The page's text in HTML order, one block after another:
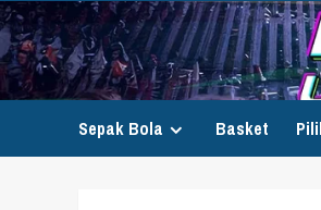
Skip
to
content
Sepak Bola Basket